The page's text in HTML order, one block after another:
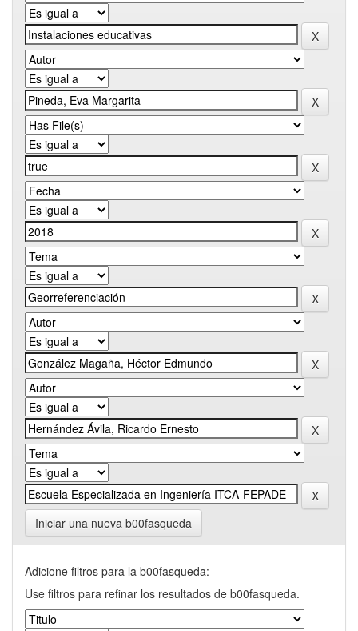
Iniciar una nueva b00fasqueda
Adicione filtros para la b00fasqueda:
Use filtros para refinar los resultados de b00fasqueda.